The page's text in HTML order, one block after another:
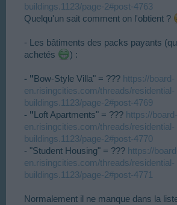
buildings.1123/page-2#post-4763
Quelqu'un sait comment on l'obtient ?
- Les bâtiments des packs payants
achetés
) :
- " Bow-Style Villa" = ??? https://board-
en.risingcities.com/threads/residential-
buildings.1123/page-2#post-4769
- " Loft Apartments" = ??? https://board-
en.risingcities.com/threads/residential-
buildings.1123/page-2#post-4770
- "Student Housing" = ??? https://
en.risingcities.com/threads/residential-
buildings.1123/page-2#post-4771
Normalement il ne manque dans la